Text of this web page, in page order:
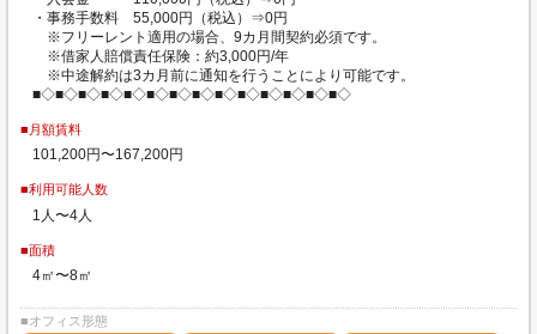
・事務手数料 55,000円（税込）⇒0円
※フリーレント適用の場合、9カ月間契約必須です。
※借家人賠償責任保険：約3,000円/年
※中途解約は3カ月前に通知を行うことにより可能です。
■◇■◇■◇■◇■◇■◇■◇■◇■◇■◇■◇■◇■◇■◇
■月額賃料
101,200円〜167,200円
■利用可能人数
1人〜4人
■面積
4㎡〜8㎡
■オフィス形態